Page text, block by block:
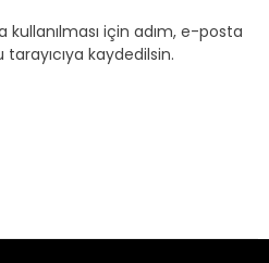
için adım, e-posta
kaydedilsin.